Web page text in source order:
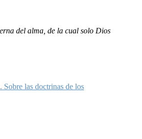
del alma, de la cual solo Dios
las doctrinas de los